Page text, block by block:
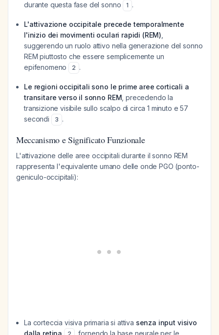
durante questa fase del sonno
1 .
L'attivazione occipitale precede temporalmente
l'inizio dei movimenti oculari rapidi (REM)
suggerendo un ruolo attivo nella generazione del sonno
REM piuttosto che essere semplicemente un
epifenomeno
2 .
Le regioni occipitali sono le prime aree corticali a
transitare verso il sonno REM , precedendo la
transizione visibile sullo scalpo di circa 1 minuto e 57
secondi
3 .
Meccanismo e Significato Funzionale
L'attivazione delle aree occipitali durante il sonno REM
rappresenta l'equivalente umano delle onde PGO (ponto-
geniculo-occipitali):
La corteccia visiva primaria si attiva senza input visivo
dalla retina
, fornendo la base neurale per le